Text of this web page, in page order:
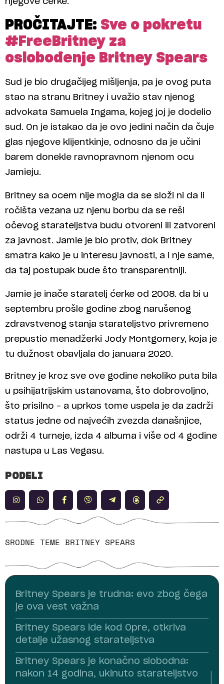
PROČITAJTE: Sve o pokretu
#FreeBritney za
oslobođenje Britney Spears
Sud je bio drugačijeg mišljenja, pa je ovog puta
stao na stranu Britney i uvažio stav njenog
advokata Samuela Ingama, kojeg joj je dodelio
sud. On je istakao da je ovo jedini način da čuje
glas njegove klijentkinje, odnosno da je učini
barem donekle ravnopravnom njenom ocu
Jamieju.
Britney sa ocem nije mogla da se složi ni da li
ročišta vezana uz njenu borbu da se reši
očevog starateljstva budu otvoreni ili zatvoreni
za javnost. Jamie je bio protiv, dok Britney
smatra kako je u interesu javnosti, a i nje same,
da taj postupak bude što transparentniji.
Jamie je inače staratelj ćerke od 2008. da bi u
septembru prošle godine zbog narušenog
zdravstvenog stanja starateljstvo privremeno
prepustio menadžerki Jody Montgomery, koja je
tu dužnost obavljala do januara 2020.
Britney je kroz sve ove godine nekoliko puta bila
u psihijatrijskim ustanovama, što dobrovoljno,
što prisilno – a uprkos tome uspela je da zadrži
status jedne od najvećih zvezda današnjice,
održi 4 turneje, izda 4 albuma i više od 4 godine
nastupa u Las Vegasu.
PODELI
SRODNE TEME BRITNEY SPEARS
Britney Spears je trudna: evo zbog čega
je ova vest važna
Britney Spears ide kod Opre, otkriva
detalje užasnog starateljstva
Britney Spears je konačno slobodna:
nakon 14 godina, ukinuto starateljstvo